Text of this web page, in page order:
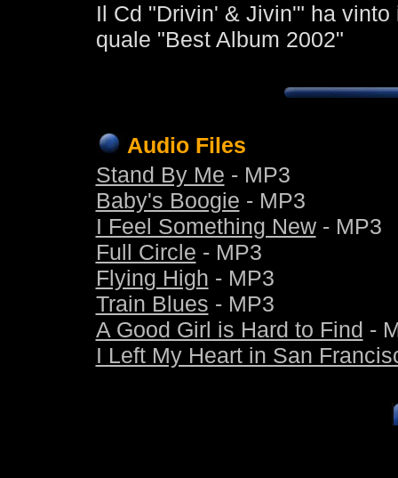
Il Cd "Drivin' & Jivin'" ha
quale "Best Album 2002"
Audio Files
Stand By Me - MP3
Baby's Boogie - MP3
I Feel Something New- MP3
Full Circle - MP3
Flying High - MP3
Train Blues - MP3
A Good Girl is Hard to Find -
I Left My Heart in San